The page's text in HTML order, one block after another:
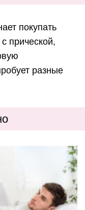
покупать
прической,
разные